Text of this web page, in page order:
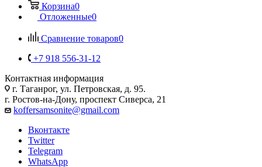
Корзина0
Отложенные0
Сравнение товаров0
+7 918 556-31-12
Контактная информация
г. Таганрог, ул. Петровская, д. 95.
г. Ростов-на-Дону, проспект Сиверса, 21
koffersamsonite@gmail.com
Вконтакте
Twitter
Telegram
WhatsApp